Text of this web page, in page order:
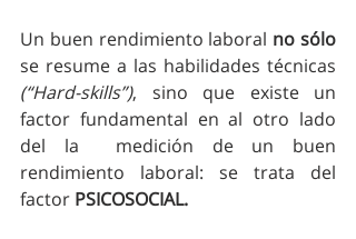
Un buen rendimiento laboral no sólo
(“Hard-skills”), sino que existe un
factor fundamental en al otro lado
del la  medición de un buen
rendimiento laboral: se trata del
factor PSICOSOCIAL.